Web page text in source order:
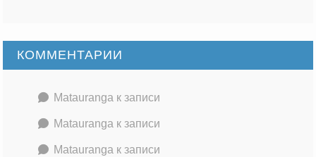
КОММЕНТАРИИ
Matauranga к записи
Matauranga к записи
Matauranga к записи